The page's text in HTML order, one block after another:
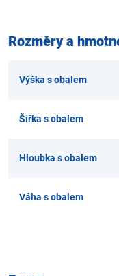
Rozměry a
Výška s obalem
Šířka s obalem
Hloubka s obalem
Váha s obalem